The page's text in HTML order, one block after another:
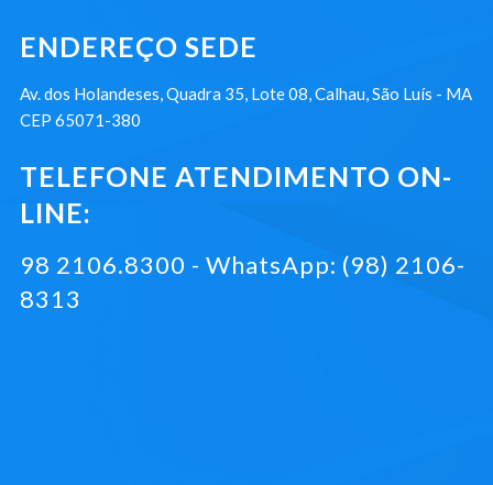
ENDEREÇO SEDE
Av. dos Holandeses, Quadra 35, Lote 08, Calhau, São Luís - MA
CEP 65071-380
TELEFONE ATENDIMENTO ON-
LINE:
98 2106.8300 - WhatsApp: (98) 2106-
8313